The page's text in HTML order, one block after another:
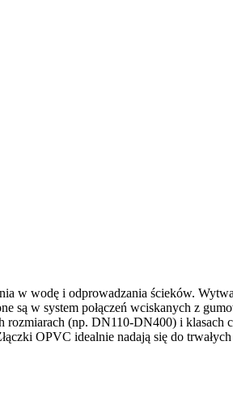
w wodę i odprowadzania ścieków.
są w system połączeń wciskanych z
(np. DN110-DN400) i klasach
OPVC idealnie nadają się do